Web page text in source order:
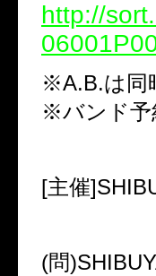
http://
※A.B.は同
※バンド予
[主催
(問